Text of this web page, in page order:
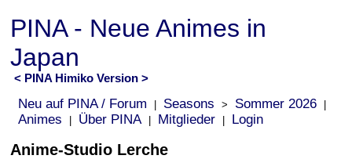
PINA - Neue Animes in
Japan
< PINA Himiko Version >
Neu auf PINA / Forum Seasons > Sommer 2026
Animes Über PINA Mitglieder Login
Anime-Studio Lerche